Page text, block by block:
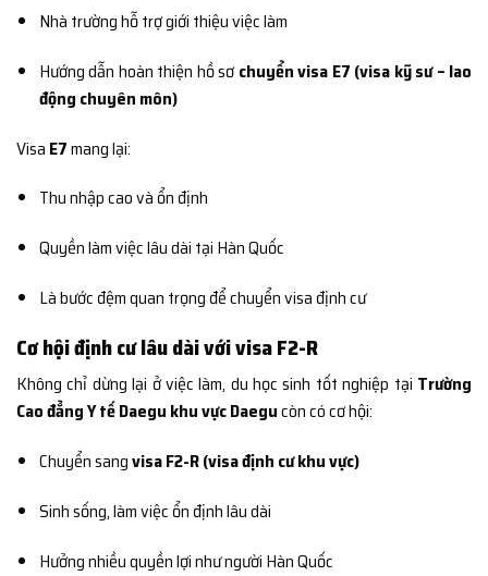
Nhà trường hỗ trợ giới thiệu việc làm
Hướng dẫn hoàn thiện hồ sơchuyển visa E7 (visa kỹ sư – lao
động chuyên môn)
Visa E7mang lại:
Thu nhập cao và ổn định
Quyền làm việc lâu dài tại Hàn Quốc
Là bước đệm quan trọng để chuyển visa định cư
Cơ hội định cư lâu dài với visa F2-R
Không chỉ dừng lại ở việc làm, du học sinh tốt nghiệp tại Trường
Cao đẳng Y tế Daegu khu vực Daegucòn có cơ hội:
Chuyển sangvisa F2-R (visa định cư khu vực)
Sinh sống, làm việc ổn định lâu dài
Hưởng nhiều quyền lợi như người Hàn Quốc